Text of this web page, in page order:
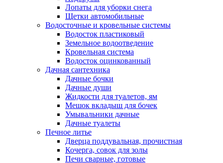
Лопаты для уборки снега
Щетки автомобильные
Водосточные и кровельные системы
Водосток пластиковый
Земельное водоотведение
Кровельная система
Водосток оцинкованный
Дачная сантехника
Дачные бочки
Дачные души
Жидкости для туалетов, ям
Мешок вкладыш для бочек
Умывальники дачные
Дачные туалеты
Печное литье
Дверца поддувальная, прочистная
Кочерга, совок для золы
Печи сварные, готовые